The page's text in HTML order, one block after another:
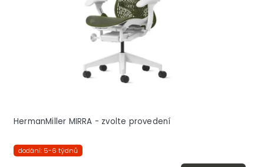
HermanMiller MIRRA - zvolte provedení
dodání: 5-6 týdnů